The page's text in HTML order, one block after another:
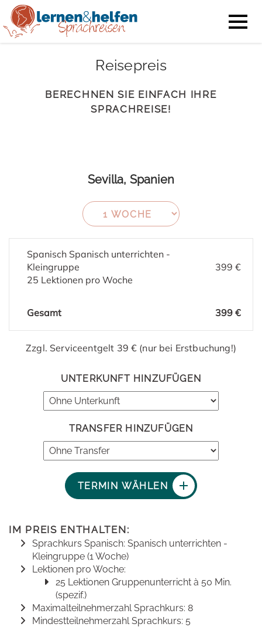
Reisepreis
BERECHNEN SIE EINFACH IHRE
SPRACHREISE!
Sevilla, Spanien
Spanisch Spanisch unterrichten -
Kleingruppe
25 Lektionen pro Woche
399 €
Gesamt 399 €
Zzgl. Serviceentgelt 39 € (nur bei Erstbuchung!)
UNTERKUNFT HINZUFÜGEN
TRANSFER HINZUFÜGEN
TERMIN WÄHLEN
IM PREIS ENTHALTEN:
Sprachkurs Spanisch: Spanisch unterrichten -
Kleingruppe (1 Woche)
Lektionen pro Woche:
25 Lektionen Gruppenunterricht à 50 Min.
(spezif.)
Maximalteilnehmerzahl Sprachkurs: 8
Mindestteilnehmerzahl Sprachkurs: 5